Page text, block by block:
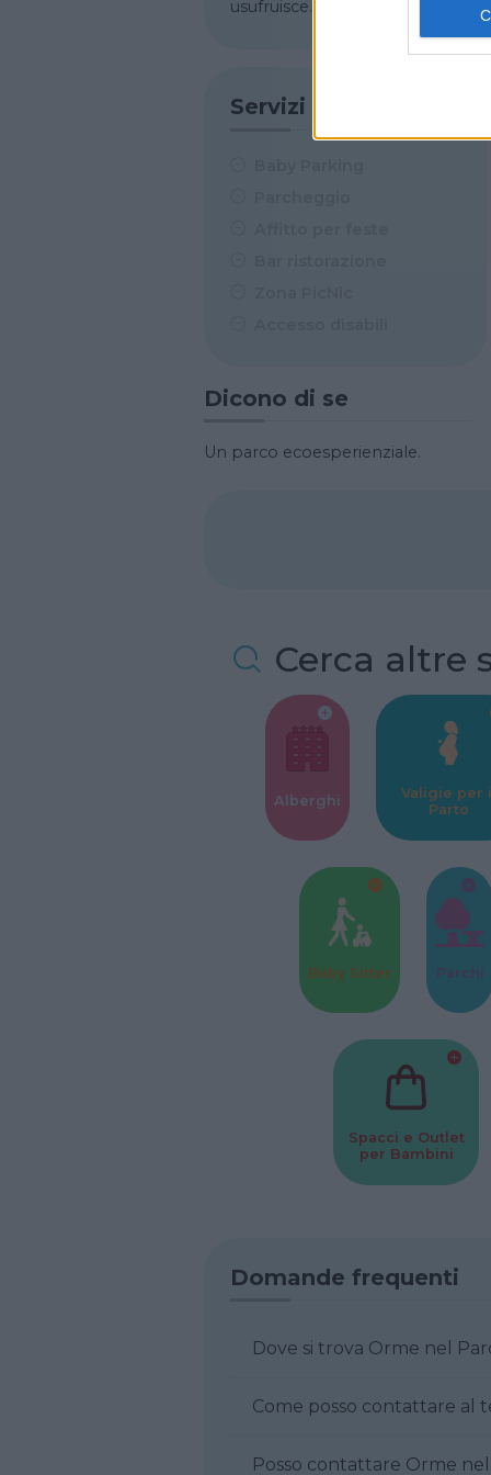
usufruisce.
Servizi
Dicono di se
Un parco ecoesperienziale.
Cerca altre
Alberghi
Valigie per il
Parto
Baby Sitter Parchi
Spacci e Outlet
per Bambini
Domande frequenti
Dove si trova Orme nel
Posso